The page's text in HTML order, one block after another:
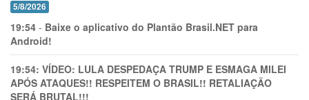
5/8/2026
19:54 - Baixe o aplicativo do Plantão Brasil.NET para
Android!
19:54: VÍDEO: LULA DESPEDAÇA TRUMP E ESMAGA MILEI
APÓS ATAQUES!! RESPEITEM O BRASIL!! RETALIAÇÃO
SERÁ BRUTAL!!!